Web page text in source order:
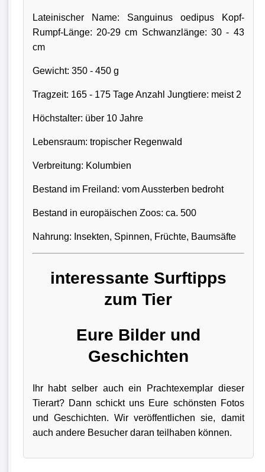
Lateinischer Name: Sanguinus oedipus Kopf-
Rumpf-Länge: 20-29 cm Schwanzlänge: 30 - 43
cm
Gewicht: 350 - 450 g
Tragzeit: 165 - 175 Tage Anzahl Jungtiere: meist 2
Höchstalter: über 10 Jahre
Lebensraum: tropischer Regenwald
Verbreitung: Kolumbien
Bestand im Freiland: vom Aussterben bedroht
Bestand in europäischen Zoos: ca. 500
Nahrung: Insekten, Spinnen, Früchte, Baumsäfte
interessante Surftipps
zum Tier
Eure Bilder und
Geschichten
Ihr habt selber auch ein Prachtexemplar dieser
Tierart? Dann schickt uns Eure schönsten Fotos
und Geschichten. Wir veröffentlichen sie, damit
auch andere Besucher daran teilhaben können.